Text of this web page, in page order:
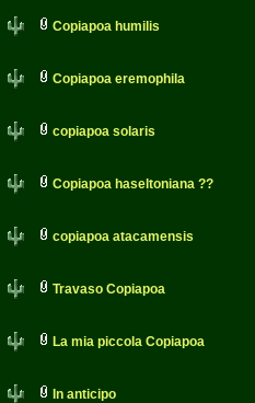
Copiapoa humilis
Copiapoa eremophila
copiapoa solaris
Copiapoa haseltoniana ??
copiapoa atacamensis
Travaso Copiapoa
La mia piccola Copiapoa
In anticipo